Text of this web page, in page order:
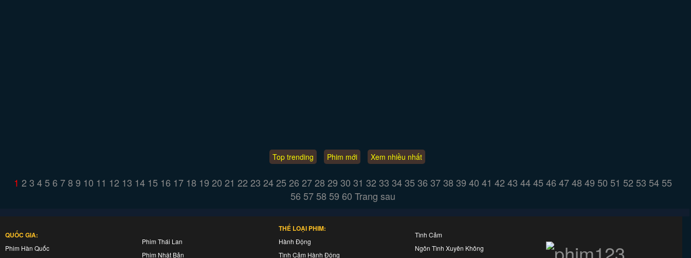
Top trending Phim mới Xem nhiều nhất
1 2 3 4 56 78 9 10 11 12 13 14 15 16 17 18 19 20 21 22 23 242526 2728 29 30 31 32 33 343536 3738 39 40 41 42 43 444546 4748 49 50 51 52 53 54 55
56 57 58 59 60 Trang sau
QUỐC GIA:
Phim Hàn Quốc
Phim Thái Lan
Phim Nhật Bản
THỂ LOẠI PHIM:
Hành Động
Tình Cảm Hành Động
Tình Cảm
Ngôn Tình Xuyên Không